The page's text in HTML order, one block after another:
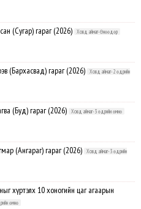
(Сугар) гараг (2026) Ховд аймаг-Өнөөдөр
(Бархасвад) гараг (2026)
Ховд аймаг-2 өдрийн
(Буд) гараг (2026) Ховд аймаг-3 өдрийн өмнө
(Ангараг) гараг (2026)
Ховд аймаг-3 өдрийн
хүртэлх 10 хоногийн цаг агаарын
өмнө